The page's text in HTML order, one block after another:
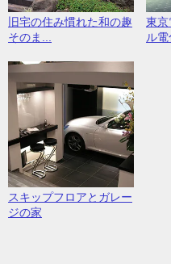
旧宅の住み慣れた和の趣
そのま...
東京
ル電
スキップフロアとガレー
ジの家